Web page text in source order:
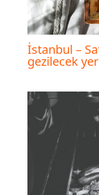
İstanbul –
gezilecek